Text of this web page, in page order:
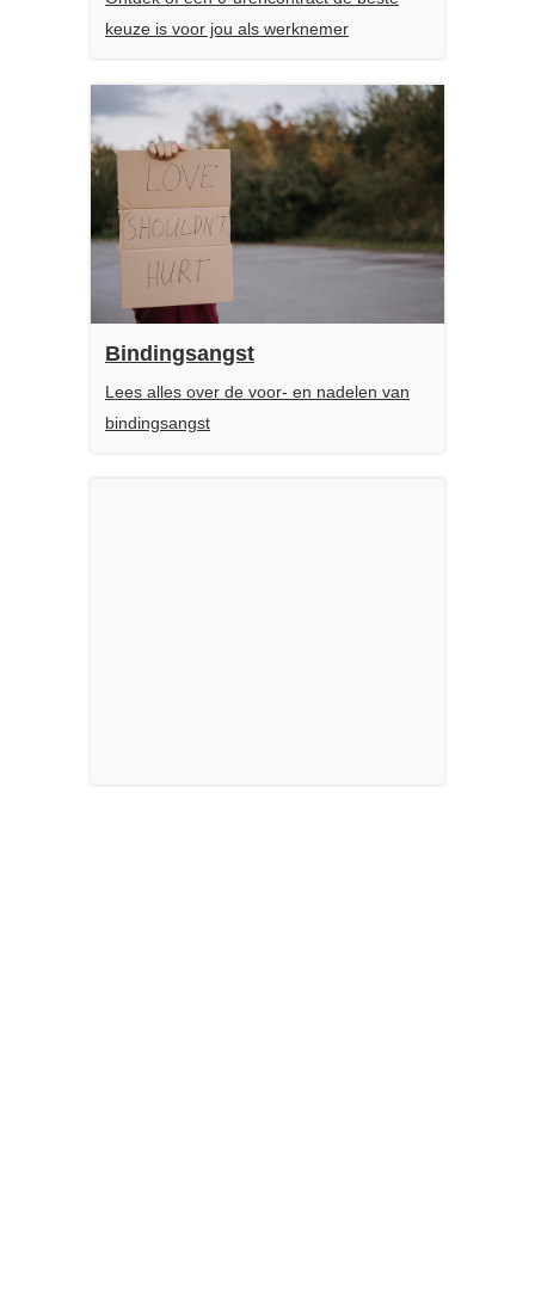
keuze is voor jou als werknemer
Bindingsangst
Lees alles over de voor- en nadelen van
bindingsangst